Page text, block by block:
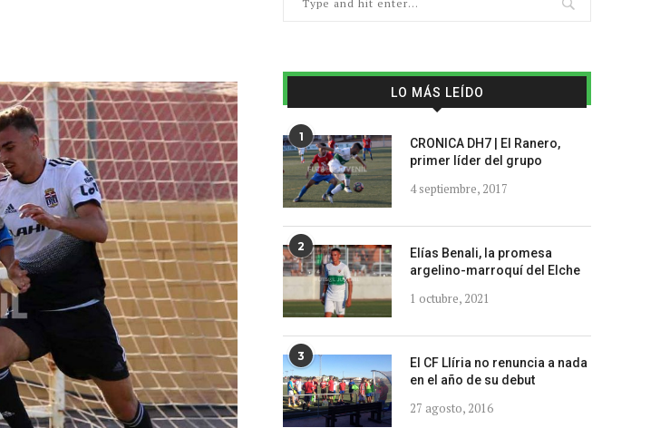
LO MÁS LEÍDO
1
CRONICA DH7 | El Ranero,
primer líder del grupo
4 septiembre, 2017
2
Elías Benali, la promesa
argelino-marroquí del Elche
1 octubre, 2021
3
El CF Llíria no renuncia a nada
en el año de su debut
27 agosto, 2016